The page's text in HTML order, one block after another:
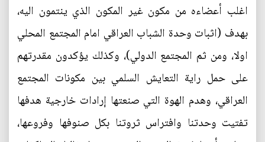
اغلب أعضاءه من مكون غير المكون الذي ينتمون اليه،
بهدف (اثبات وحدة الشباب العراقي امام المجتمع المحلي
اولا، ومن ثم المجتمع الدولي)، وكذلك يؤكدون مقدرتهم
على حمل راية التعايش السلمي بين مكونات المجتمع
العراقي، وهدم الهوة التي صنعتها إرادات خارجية هدفها
تفتيت وحدتنا وافتراس ثروتنا بكل صنوفها وفروعها،